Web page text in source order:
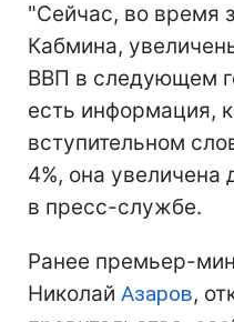
"Сейчас, во время
Кабмина,
ВВП в следующем
есть информация,
вступительном
4%, она увеличена
в пресс-службе.
Ранее премьер-
Николай Азаров,